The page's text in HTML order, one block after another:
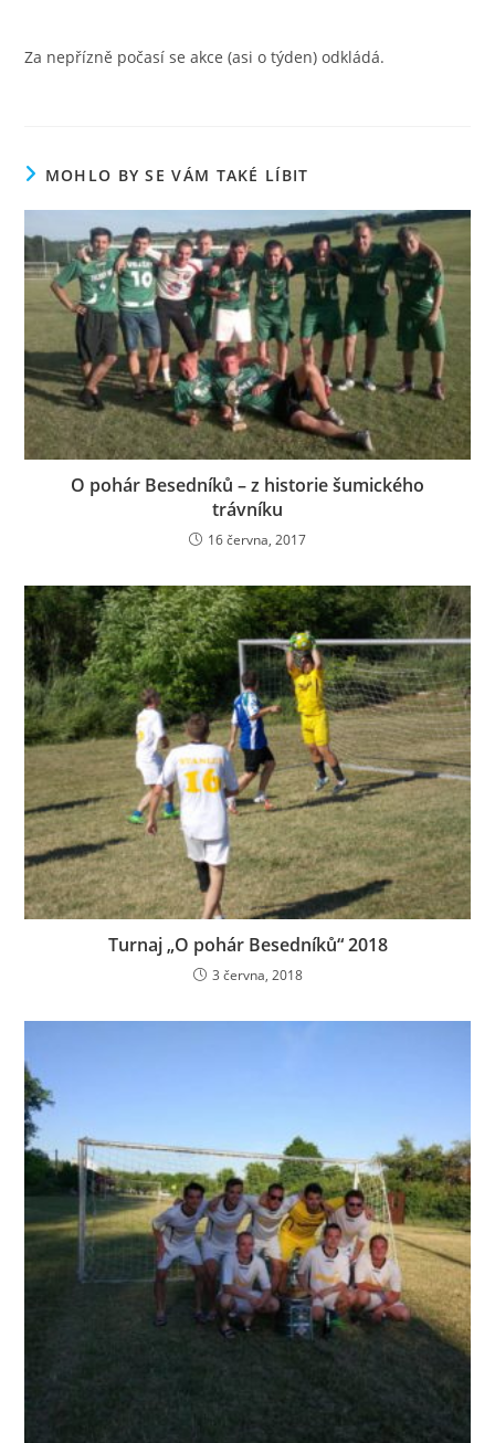
Za nepřízně počasí se akce (asi o týden) odkládá.
MOHLO BY SE VÁM TAKÉ LÍBIT
O pohár Besedníků – z historie šumického
trávníku
16 června, 2017
Turnaj „O pohár Besedníků“ 2018
3 června, 2018